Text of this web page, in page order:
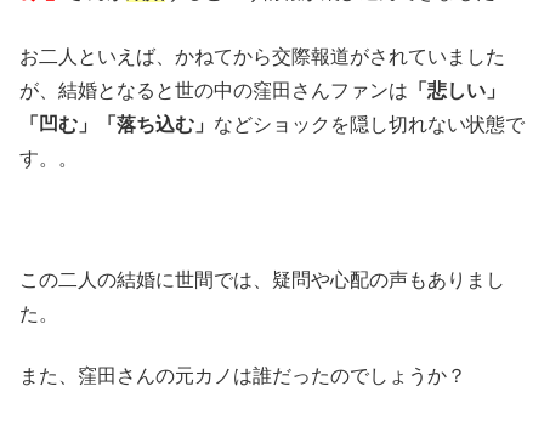
お二人といえば、かねてから交際報道がされていました
が、結婚となると世の中の窪田さんファンは 「悲しい」
「凹む」「落ち込む」 などショックを隠し切れない状態で
す。。
この二人の結婚に世間では、疑問や心配の声もありまし
た。
また、窪田さんの元カノは誰だったのでしょうか？